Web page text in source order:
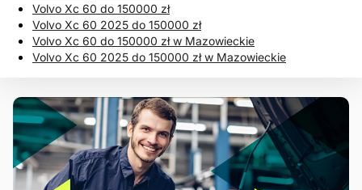
Volvo Xc 60 do 150000 zł
Volvo Xc 60 2025 do 150000 zł
Volvo Xc 60 do 150000 zł w Mazowieckie
Volvo Xc 60 2025 do 150000 zł w Mazowieckie